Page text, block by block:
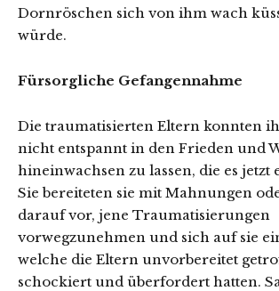
Dornröschen sich von ihm wach
würde.
Fürsorgliche Gefangennahme
Die traumatisierten Eltern konnten
nicht entspannt in den Frieden und
hineinwachsen zu lassen, die es jetzt
Sie bereiteten sie mit Mahnungen
darauf vor, jene Traumatisierungen
vorwegzunehmen und sich auf sie
welche die Eltern unvorbereitet
schockiert und überfordert hatten.